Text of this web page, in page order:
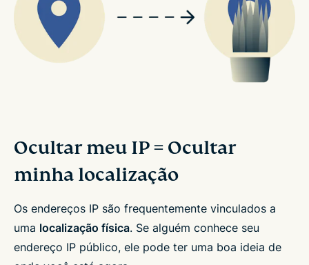
Ocultar meu IP = Ocultar
minha localização
Os endereços IP são frequentemente vinculados a
uma localização física. Se alguém conhece seu
endereço IP público, ele pode ter uma boa ideia de